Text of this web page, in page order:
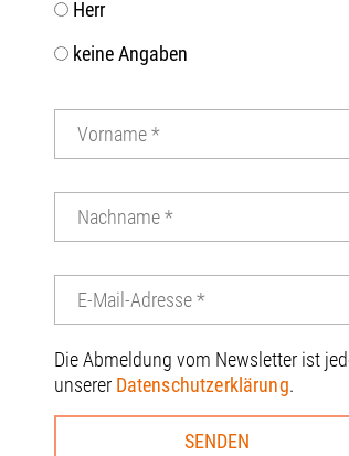
Herr
keine Angaben
Die Abmeldung vom Newsletter ist
unserer Datenschutzerklärung.